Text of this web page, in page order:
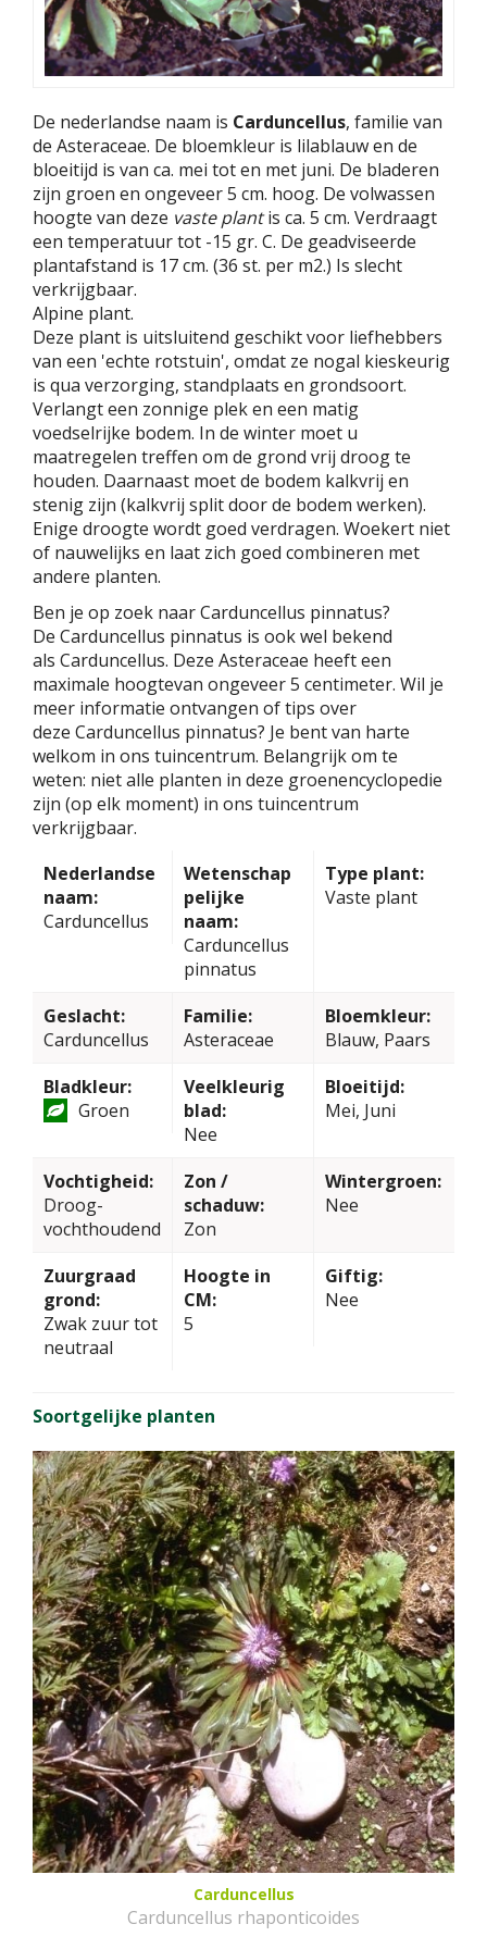
De nederlandse naam is Carduncellus, familie van
de Asteraceae. De bloemkleur is lilablauw en de
bloeitijd is van ca. mei tot en met juni. De bladeren
zijn groen en ongeveer 5 cm. hoog. De volwassen
hoogte van deze vaste plantis ca. 5 cm. Verdraagt
een temperatuur tot -15 gr. C. De geadviseerde
plantafstand is 17 cm. (36 st. per m2.) Is slecht
verkrijgbaar.
Alpine plant.
Deze plant is uitsluitend geschikt voor liefhebbers
van een 'echte rotstuin', omdat ze nogal kieskeurig
is qua verzorging, standplaats en grondsoort.
Verlangt een zonnige plek en een matig
voedselrijke bodem. In de winter moet u
maatregelen treffen om de grond vrij droog te
houden. Daarnaast moet de bodem kalkvrij en
stenig zijn (kalkvrij split door de bodem werken).
Enige droogte wordt goed verdragen. Woekert niet
of nauwelijks en laat zich goed combineren met
andere planten.
Ben je op zoek naar Carduncellus pinnatus?
De Carduncellus pinnatus is ook wel bekend
als Carduncellus. Deze Asteraceae heeft een
maximale hoogtevan ongeveer 5 centimeter. Wil je
meer informatie ontvangen of tips over
deze Carduncellus pinnatus? Je bent van harte
welkom in ons tuincentrum. Belangrijk om te
weten: niet alle planten in deze groenencyclopedie
zijn (op elk moment) in ons tuincentrum
verkrijgbaar.
Nederlandse
naam:
Carduncellus
Wetenschap
pelijke
naam:
Carduncellus
pinnatus
Type plant:
Vaste plant
Geslacht:
Carduncellus
Familie:
Asteraceae
Bloemkleur:
Blauw, Paars
Bladkleur:
Groen
Veelkleurig
blad:
Nee
Bloeitijd:
Mei, Juni
Vochtigheid:
Droog-
vochthoudend
Zon /
schaduw:
Zon
Wintergroen:
Nee
Zuurgraad
grond:
Zwak zuur tot
neutraal
Hoogte in
CM:
5
Giftig:
Nee
Soortgelijke planten
Carduncellus
Carduncellus rhaponticoides